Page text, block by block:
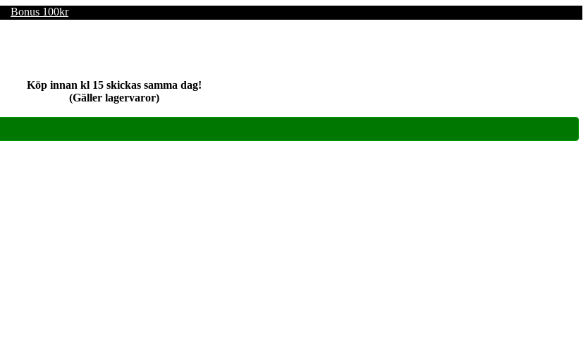
Bonus 100kr
Köp innan kl 15 skickas samma dag!
(Gäller lagervaror)